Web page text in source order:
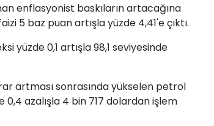
enflasyonist baskıların artacağına
5 baz puan artışla yüzde 4,41'e çıktı.
yüzde 0,1 artışla 98,1 seviyesinde
artması sonrasında yükselen petrol
azalışla 4 bin 717 dolardan işlem